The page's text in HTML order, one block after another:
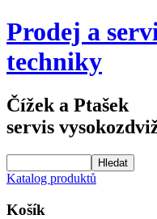
Prodej a
techniky
Čížek a Ptašek
servis
Katalog produktů
Košík